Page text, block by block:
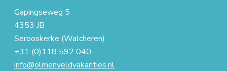
Gapingseweg 5
4353 JB
Serooskerke (Walcheren)
+31 (0)118 592 040
info@olmenveldvakanties.nl